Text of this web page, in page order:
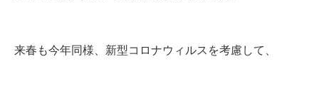
来春も今年同様、新型コロナウィルスを考慮して、